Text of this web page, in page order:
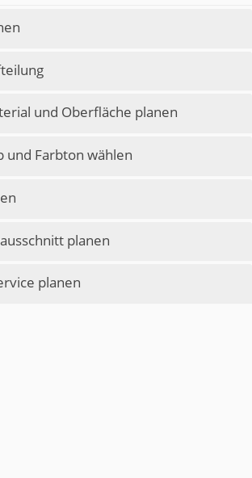
und Oberfläche planen
und Farbton wählen
planen
planen